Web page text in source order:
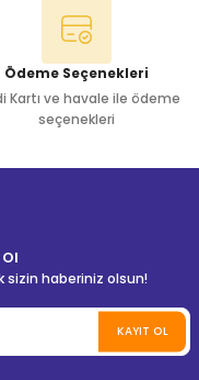
Ödeme Seçenekleri
Kartı ve havale ile ödeme
seçenekleri
sizin haberiniz olsun!
KAYIT OL